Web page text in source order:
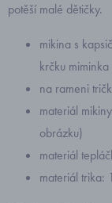
potěší malé dětičky.
mikina s
krčku miminka
na rameni
materiál
obrázku)
materiál
materiál trika: